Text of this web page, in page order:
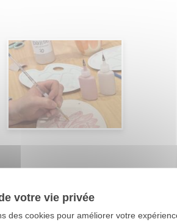
votre vie privée
des cookies pour améliorer votre